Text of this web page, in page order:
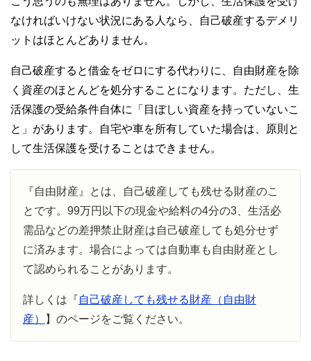
なければいけない状況にある人なら、自己破産するデメリ
ットはほとんどありません。
自己破産すると借金をゼロにする代わりに、自由財産を除
く資産のほとんどを処分することになります。ただし、生
活保護の受給条件自体に「目ぼしい資産を持っていないこ
と」があります。自宅や車を所有していた場合は、原則と
して生活保護を受けることはできません。
『自由財産』とは、自己破産しても残せる財産のこ
とです。99万円以下の現金や給料の4分の3、生活必
需品などの差押禁止財産は自己破産しても処分せず
に済みます。場合によっては自動車も自由財産とし
て認められることがあります。
詳しくは『自己破産しても残せる財産（自由財
産）
】のページをご覧ください。